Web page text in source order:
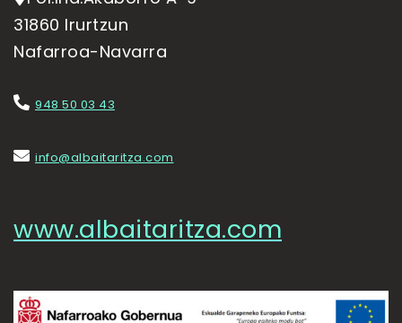
31860 Irurtzun
Nafarroa-Navarra
948 50 03 43
info@albaitaritza.com
www.albaitaritza.com